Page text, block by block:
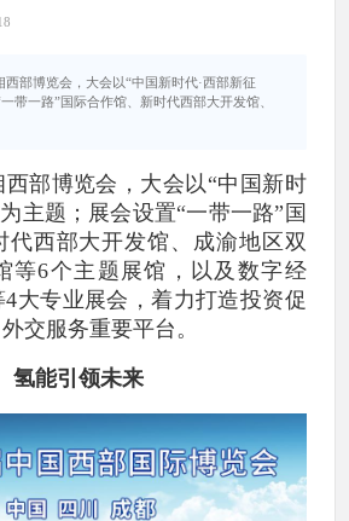
部博览会，大会以“中国新时代·西部新征
带一路”国际合作馆、新时代西部大开发馆、
部博览会，大会以“中国新时
主题；展会设置“一带一路”国
代西部大开发馆、成渝地区双
等6个主题展馆，以及数字经
大专业展会，着力打造投资促
交服务重要平台。
氢能引领未来